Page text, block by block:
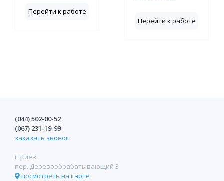
Перейти к работе
Перейти к работе
(044)502-00-52
(067) 231-19-99
заказать звонок
г. Киев,
пер. Деревообрабатывающий 3
посмотреть на карте